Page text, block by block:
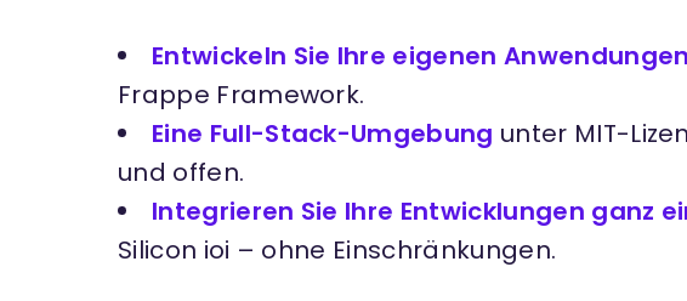
Entwickeln Sie Ihre eigenen Anwendungen
Frappe Framework.
Eine Full-Stack-Umgebung unter MIT-
und offen.
Integrieren Sie Ihre Entwicklungen ganz
Silicon ioi – ohne Einschränkungen.